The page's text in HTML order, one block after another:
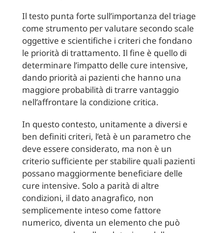
Il testo punta forte sull’importanza del triage
come strumento per valutare secondo scale
oggettive e scientifiche i criteri che fondano
le priorità di trattamento. Il fine è quello di
determinare l’impatto delle cure intensive,
dando priorità ai pazienti che hanno una
maggiore probabilità di trarre vantaggio
nell’affrontare la condizione critica.
In questo contesto, unitamente a diversi e
ben definiti criteri, l’età è un parametro che
deve essere considerato, ma non è un
criterio sufficiente per stabilire quali pazienti
possano maggiormente beneficiare delle
cure intensive. Solo a parità di altre
condizioni, il dato anagrafico, non
semplicemente inteso come fattore
numerico, diventa un elemento che può